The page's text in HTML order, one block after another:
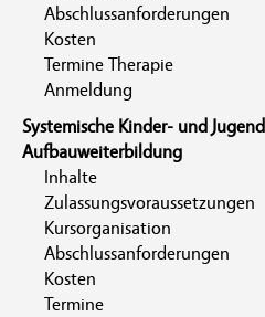
Abschlussanforderungen
Kosten
Termine Therapie
Anmeldung
Systemische Kinder- und
Aufbauweiterbildung
Inhalte
Zulassungsvoraussetzungen
Kursorganisation
Abschlussanforderungen
Kosten
Termine